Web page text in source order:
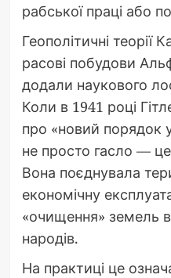
рабської праці або
Геополітичні теорії
расові побудови
додали наукового
Коли в 1941 році
про «новий порядок
не просто гасло —
Вона поєднувала
економічну
«очищення» земель
народів.
На практиці це